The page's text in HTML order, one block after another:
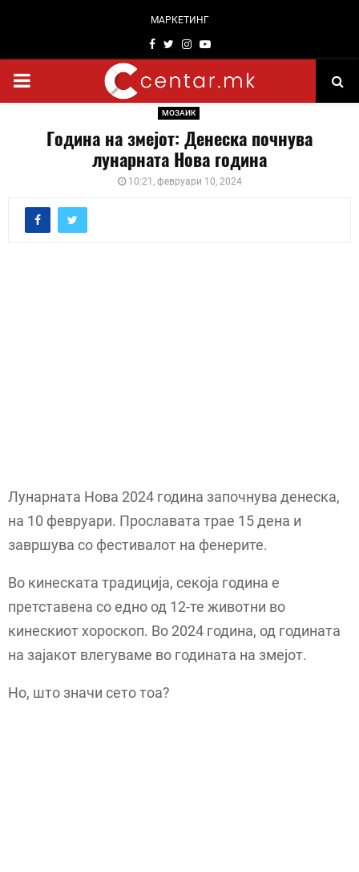
МАРКЕТИНГ
Facebook
TwitterInstagram
Youtube
PRIMARY
МОЗАИК
Година на змејот: Денеска почнува
лунарната Нова година
10:21, февруари 10, 2024
Лунарната Нова 2024 година започнува денеска,
на 10 февруари. Прославата трае 15 дена и
завршува со фестивалот на фенерите.
Во кинеската традиција, секоја година е
претставена со едно од 12-те животни во
кинескиот хороскоп. Во 2024 година, од годината
на зајакот влегуваме во годината на змејот.
Но, што значи сето тоа?